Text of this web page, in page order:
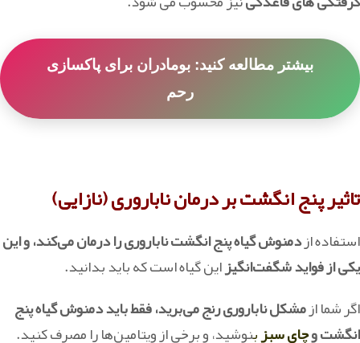
بیشتر مطالعه کنید: بومادران برای پاکسازی
رحم
تاثیر پنج انگشت بر درمان ناباروری (نازایی)
استفاده ازدمنوش گیاه پنج انگشت ناباروری را درمان می‌کند، و این
یکی از فواید شگفت‌انگیزاین گیاه است که باید بدانید.
اگر شما ازمشکل ناباروری رنج می‌برید، فقط باید دمنوش گیاه پنج
انگشت وچای سبزبنوشید، و برخی از ویتامین‌ها را مصرف کنید.